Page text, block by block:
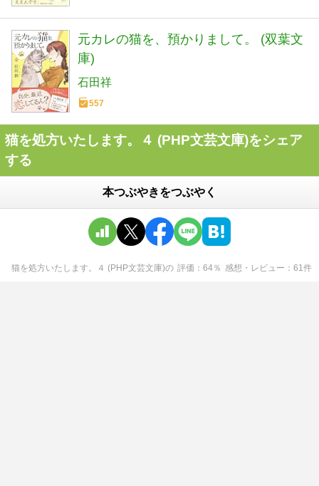
元カレの猫を、預かりまして。 (双葉文
庫)
石田祥
557
猫を処方いたします。４ (PHP文芸文庫)をシェア
する
本つぶやきをつぶやく
猫を処方いたします。４ (PHP文芸文庫)の 評価 64％ 感想・レビュー 61件